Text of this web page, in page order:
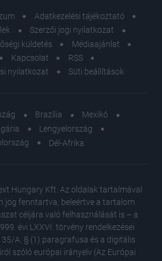
Adatkezelési tájékoztató
Szerzői jogi nyilatkozat
küldetés
Médiaajánlat
Kapcsolat
RSS
nyilatkozat
Süti beállítások
Brazília
Mexikó
Lengyelország
Dél-Afrika
Hungary Kft. Az oldalak tartalmával
jog fenntartva, beleértve a tartalom
céljára való felhasználását is – a
évi LXXVI. törvény rendelkezései
A. § (1) paragrafusa és a digitális
szóló európai irányelv (Az Európai